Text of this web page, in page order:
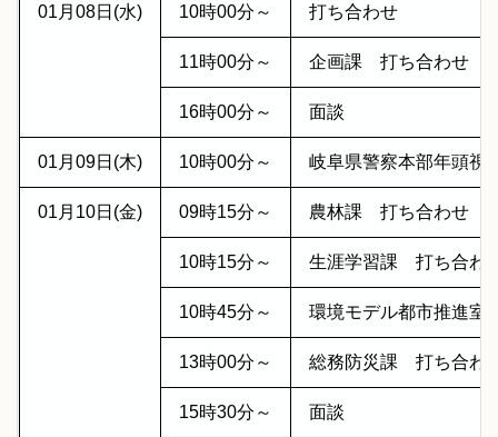
01月08日(水) 10時00分～ 打ち合わせ
11時00分～ 企画課 打ち合わせ
16時00分～ 面談
01月09日(木) 10時00分～ 岐阜県警察本部年頭視
01月10日(金) 09時15分～ 農林課 打ち合わせ
10時15分～ 生涯学習課 打ち合わ
10時45分～ 環境モデル都市推進
13時00分～ 総務防災課 打ち合わ
15時30分～ 面談